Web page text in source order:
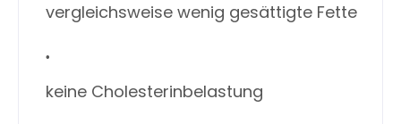
vergleichsweise wenig gesättigte Fette
keine Cholesterinbelastung